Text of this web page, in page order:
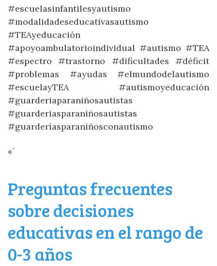
#escuelasinfantilesyautismo
#modalidadeseducativasautismo
#TEAyeducación
#apoyoambulatorioindividual #autismo #TEA
#espectro #trastorno #dificultades #déficit
#problemas #ayudas #elmundodelautismo
#escuelayTEA #autismoyeducación
#guarderiaparaniñosautistas
#guarderiasparaniñosautistas
#guarderíasparaniñosconautismo
«`
Preguntas frecuentes
sobre decisiones
educativas en el rango de
0-3 años